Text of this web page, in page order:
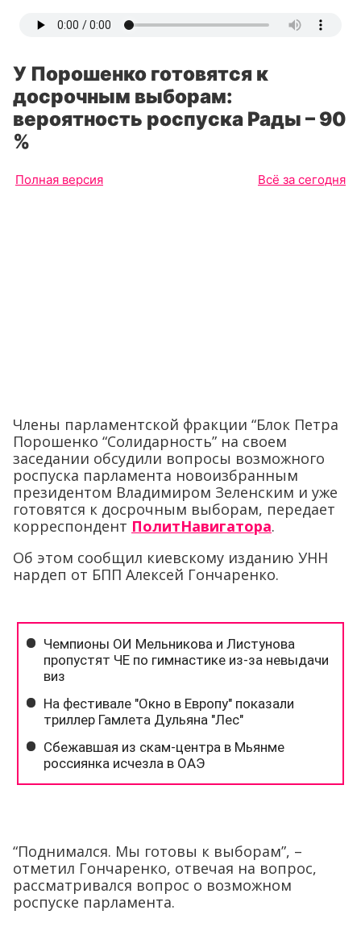
У Порошенко готовятся к
досрочным выборам:
вероятность роспуска Рады – 90
%
Полная версия Всё за сегодня
Члены парламентской фракции “Блок Петра
Порошенко “Солидарность” на своем
заседании обсудили вопросы возможного
роспуска парламента новоизбранным
президентом Владимиром Зеленским и уже
готовятся к досрочным выборам, передает
корреспондент ПолитНавигатора.
Об этом сообщил киевскому изданию УНН
нардеп от БПП Алексей Гончаренко.
“Поднимался. Мы готовы к выборам”, –
отметил Гончаренко, отвечая на вопрос,
рассматривался вопрос о возможном
роспуске парламента.